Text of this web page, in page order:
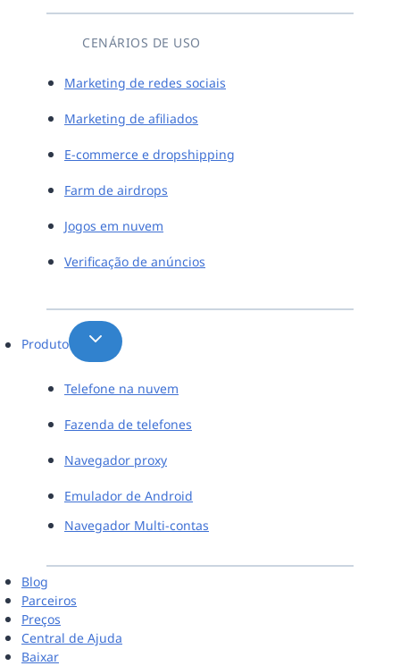
CENÁRIOS DE USO
Marketing de redes sociais
Marketing de afiliados
E-commerce e dropshipping
Farm de airdrops
Jogos em nuvem
Verificação de anúncios
Produto
Telefone na nuvem
Fazenda de telefones
Navegador proxy
Emulador de Android
Navegador Multi-contas
Blog
Parceiros
Preços
Central de Ajuda
Baixar